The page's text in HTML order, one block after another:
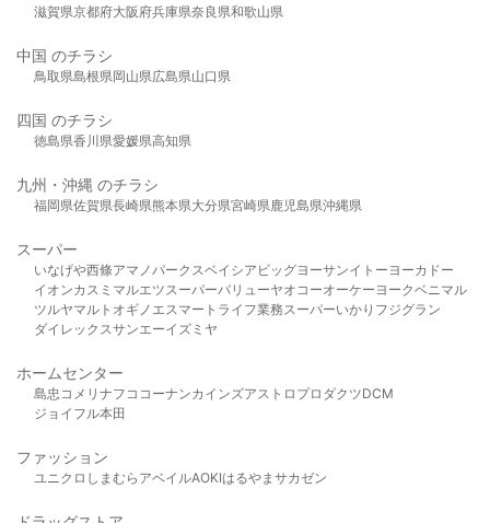
滋賀県京都府大阪府兵庫県奈良県和歌山県
中国 のチラシ
鳥取県島根県岡山県広島県山口県
四国 のチラシ
徳島県香川県愛媛県高知県
九州・沖縄 のチラシ
福岡県佐賀県長崎県熊本県大分県宮崎県鹿児島県沖縄県
スーパー
いなげや西條アマノパークスベイシア ビッグヨーサンイトーヨーカドー
イオンカスミ マルエツスーパーバリューヤオコーオーケー ヨークベニマル
ツルヤマルト オギノ エスマート ライフ業務スーパーいかり フジグラン
ダイレックスサンエーイズミヤ
ホームセンター
島忠 コメリ ナフコ コーナンカインズアストロプロダクツDCM
ジョイフル本田
ファッション
ユニクロ しまむら アベイルAOKIはるやま サカゼン